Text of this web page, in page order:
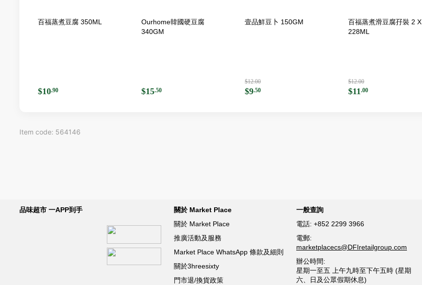
百福蒸煮豆腐 350ML
$10.90
Ourhome韓國硬豆腐
340GM
$15.50
壹品鮮豆卜 150GM
$12.00
$9.50
百福蒸煮滑豆腐孖裝 2 X
228ML
$12.00
$11.00
Item code: 564146
品味超市 一APP到手
關於 Market Place
關於 Market Place
推廣活動及服務
Market Place WhatsApp 條款及細則
關於3hreesixty
門市退/換貨政策
一般查詢
電話: +852 2299 3966
電郵:
marketplacecs@DFIretailgroup.com
辦公時間:
星期一至五 上午九時至下午五時 (星期
六、日及公眾假期休息)